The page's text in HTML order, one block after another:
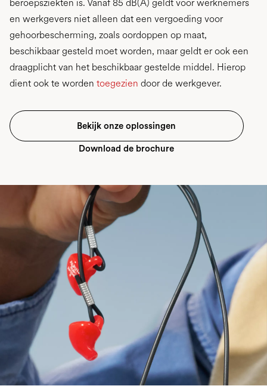
beroepsziekten is. Vanaf 85 dB(A) geldt voor werknemers
en werkgevers niet alleen dat een vergoeding voor
gehoorbescherming, zoals oordoppen op maat,
beschikbaar gesteld moet worden, maar geldt er ook een
draagplicht van het beschikbaar gestelde middel. Hierop
dient ook te worden toegezien door de werkgever.
Bekijk onze oplossingen
Download de brochure